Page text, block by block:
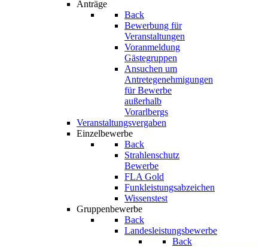
Anträge
Back
Bewerbung für
Veranstaltungen
Voranmeldung
Gästegruppen
Ansuchen um
Antretegenehmigungen
für Bewerbe
außerhalb
Vorarlbergs
Veranstaltungsvergaben
Einzelbewerbe
Back
Strahlenschutz
Bewerbe
FLA Gold
Funkleistungsabzeichen
Wissenstest
Gruppenbewerbe
Back
Landesleistungsbewerbe
Back